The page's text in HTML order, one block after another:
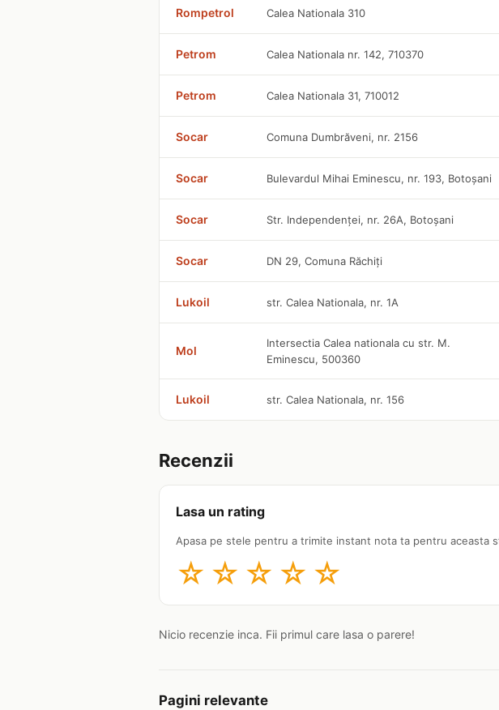
Rompetrol Calea Nationala 310
Petrom Calea Nationala nr. 142, 710370
Petrom Calea Nationala 31, 710012
Socar Comuna Dumbrăveni, nr. 2156
Socar Bulevardul Mihai Eminescu, nr. 193, Botoşani
Socar Str. Independenţei, nr. 26A, Botoşani
Socar DN 29, Comuna Răchiţi
Lukoil str. Calea Nationala, nr. 1A
Mol
Intersectia Calea nationala cu str. M.
Eminescu, 500360
Lukoil str. Calea Nationala, nr. 156
Recenzii
Lasa un rating
Apasa pe stele pentru a trimite instant nota ta pentru aceasta
☆ ☆ ☆ ☆ ☆
Nicio recenzie inca. Fii primul care lasa o parere!
Pagini relevante